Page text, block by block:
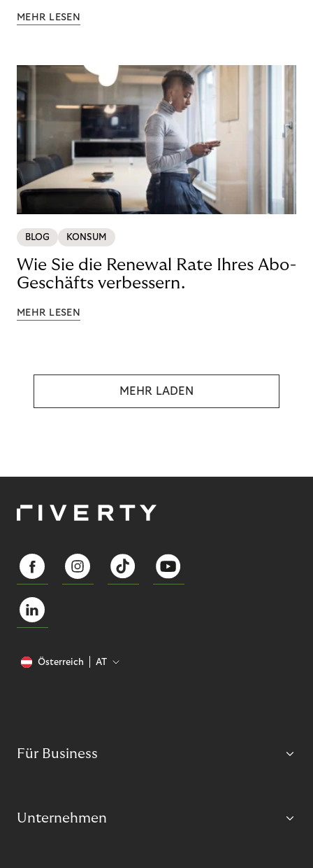
MEHR LESEN
BLOG KONSUM
Wie Sie die Renewal Rate Ihres Abo-
Geschäfts verbessern.
MEHR LESEN
MEHR LADEN
Österreich AT
Für Business
Unternehmen